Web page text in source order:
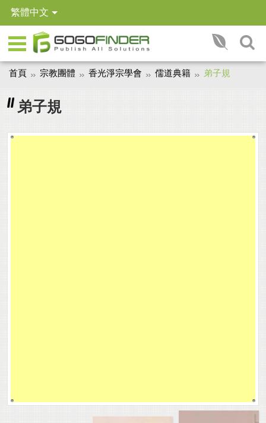
繁體中文
首頁 宗教團體 香光淨宗學會 儒道典籍 弟子規
弟子規